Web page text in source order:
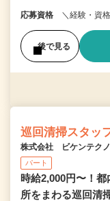
応募資格 ＼経験・資
後で見る
巡回清掃スタッ
株式会社 ビケンテク
パート
時給2,000円〜！
所をまわる巡回清